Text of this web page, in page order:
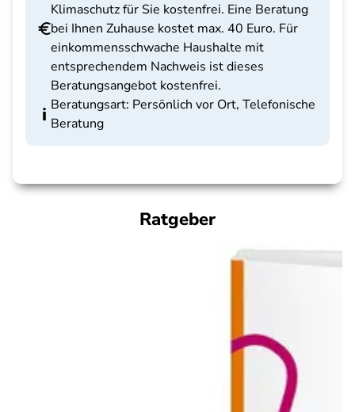
Klimaschutz für Sie kostenfrei. Eine Beratung
bei Ihnen Zuhause kostet max. 40 Euro. Für
einkommensschwache Haushalte mit
entsprechendem Nachweis ist dieses
Beratungsangebot kostenfrei.
Beratungsart: Persönlich vor Ort, Telefonische
Beratung
Ratgeber